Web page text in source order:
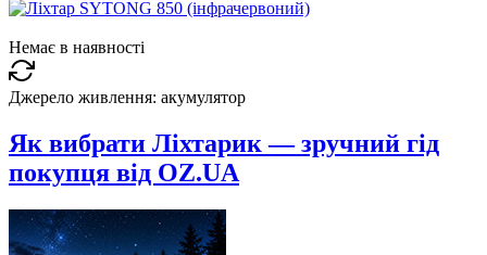
Немає в наявності
Джерело живлення: акумулятор
Як вибрати Ліхтарик — зручний гід
покупця від OZ.UA